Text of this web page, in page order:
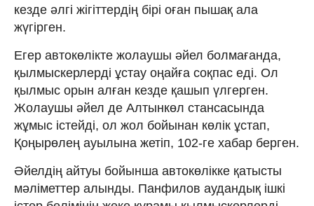
кезде әлгі жігіттердің бірі оған пышақ ала
жүгірген.
Егер автокөлікте жолаушы әйел болмағанда,
қылмыскерлерді ұстау оңайға соқпас еді. Ол
қылмыс орын алған кезде қашып үлгерген.
Жолаушы әйел де Алтынкөл стансасында
жұмыс істейді, ол жол бойынан көлік ұстап,
Қоңырөлең ауылына жетіп, 102-ге хабар берген.
Әйелдің айтуы бойынша автокөлікке қатысты
мәліметтер алынды. Панфилов аудандық ішкі